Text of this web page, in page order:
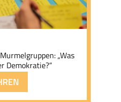
„Was
Demokratie?“